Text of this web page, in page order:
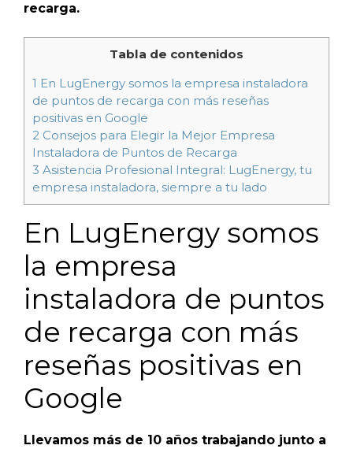
recarga.
Tabla de contenidos
1 En LugEnergy somos la empresa instaladora
de puntos de recarga con más reseñas
positivas en Google
2 Consejos para Elegir la Mejor Empresa
Instaladora de Puntos de Recarga
3 Asistencia Profesional Integral: LugEnergy, tu
empresa instaladora, siempre a tu lado
En LugEnergy somos
la empresa
instaladora de puntos
de recarga con más
reseñas positivas en
Google
Llevamos más de 10 años trabajando junto a